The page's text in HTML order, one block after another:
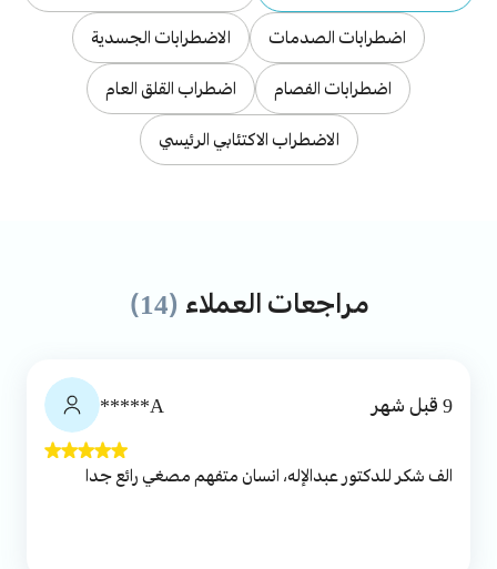
اضطرابات الصدمات الاضطرابات الجسدية
اضطرابات الفصام اضطراب القلق العام
الاضطراب الاكتئابي الرئيسي
مراجعات العملاء (14)
A***** 9 قبل شهر
الف شكر للدكتور عبدالإله، انسان متفهم مصغي رائع جدا